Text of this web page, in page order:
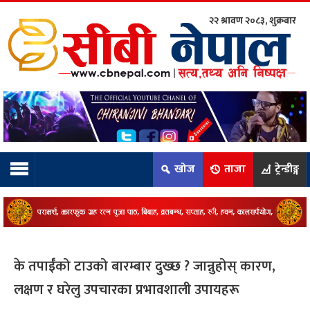
टिम:
२२ श्रावण २०८३, शुक्रबार
खोज ताजा ट्रेन्डीङ्ग
के तपाईँको टाउको बारम्बार दुख्छ ? जान्नुहोस् कारण,
लक्षण र घरेलु उपचारका प्रभावशाली उपायहरू